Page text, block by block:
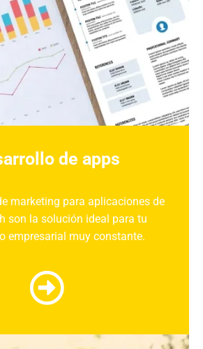
de apps
marketing para aplicaciones de
son la solución ideal para tu
empresarial muy constante.